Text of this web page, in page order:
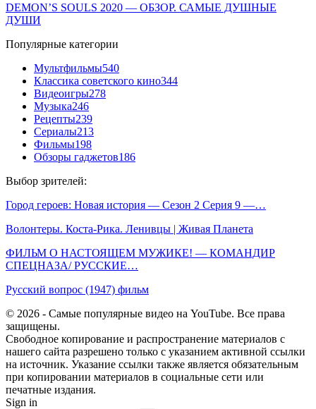
DEMON’S SOULS 2020 — ОБЗОР. САМЫЕ ДУШНЫЕ
ДУШИ
Популярные категории
Мультфильмы540
Классика советского кино344
Видеоигры278
Музыка246
Рецепты239
Сериалы213
Фильмы198
Обзоры гаджетов186
Выбор зрителей:
Город героев: Новая история — Сезон 2 Серия 9 —…
Волонтеры. Коста-Рика. Ленивцы | Живая Планета
ФИЛЬМ О НАСТОЯЩЕМ МУЖИКЕ! — КОМАНДИР
СПЕЦНАЗА/ РУССКИЕ…
Русский вопрос (1947) фильм
© 2026 - Самые популярные видео на YouTube. Все права
защищены.
Свободное копирование и распространение материалов с
нашего сайта разрешено только с указанием активной ссылки
на источник. Указание ссылки также является обязательным
при копировании материалов в социальные сети или
печатные издания.
Sign in